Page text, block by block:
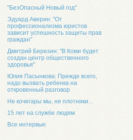
"БезОпасный Новый год"
Эдуард Аверин: "От
профессионализма юристов
зависит успешность защиты прав
граждан"
Дмитрий Березин: "В Коми будет
создан центр общественного
здоровья"
Юлия Пасынкова: Прежде всего,
надо вызвать ребенка на
откровенный разговор
Не кочегары мы, не плотники...
15 лет на службе людям
Все интервью